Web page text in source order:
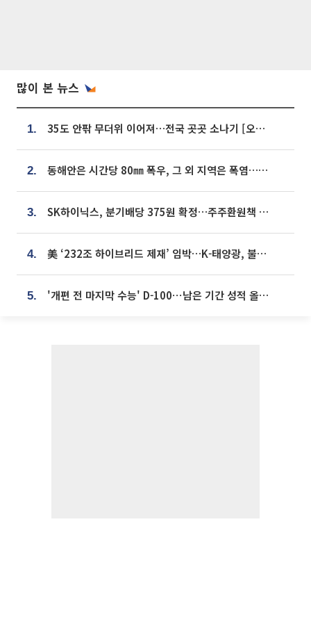
많이 본 뉴스
1. 35도 안팎 무더위 이어져…전국 곳곳 소나기 [오늘 날씨]
2. 동해안은 시간당 80㎜ 폭우, 그 외 지역은 폭염…‘극과 극 날씨’
3. SK하이닉스, 분기배당 375원 확정…주주환원책 9월로 앞당겨 발표
4. 美 ‘232조 하이브리드 제재’ 임박…K-태양광, 불확실성 털고 날개 다나
5. '개편 전 마지막 수능' D-100⋯남은 기간 성적 올릴 전략은